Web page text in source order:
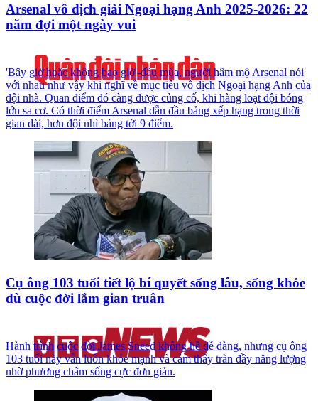
Arsenal vô địch giải Ngoại hạng Anh 2025-2026: 22
năm đợi một ngày vui
'Bây giờ hoặc không bao giờ'-đầu mùa, người hâm mộ Arsenal nói
với nhau như vậy khi nghĩ về mục tiêu vô địch Ngoại hạng Anh của
đội nhà. Quan điểm đó càng được củng cố, khi hàng loạt đội bóng
lớn sa cơ. Có thời điểm Arsenal dẫn đầu bảng xếp hạng trong thời
gian dài, hơn đội nhì bảng tới 9 điểm.
Cụ ông 103 tuổi tiết lộ bí quyết sống lâu, sống khỏe
dù cuộc đời lắm gian truân
Hành trình cuộc đời James Sneed không hề dễ dàng, nhưng cụ ông
103 tuổi này vẫn luôn khỏe mạnh và cảm thấy tràn đầy năng lượng
nhờ phương châm sống cực đơn giản.